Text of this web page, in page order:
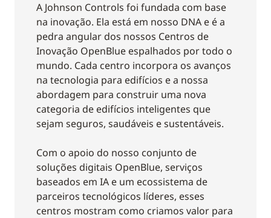
A Johnson Controls foi fundada com base
na inovação. Ela está em nosso DNA e é a
pedra angular dos nossos Centros de
Inovação OpenBlue espalhados por todo o
mundo. Cada centro incorpora os avanços
na tecnologia para edifícios e a nossa
abordagem para construir uma nova
categoria de edifícios inteligentes que
sejam seguros, saudáveis e sustentáveis.
Com o apoio do nosso conjunto de
soluções digitais OpenBlue, serviços
baseados em IA e um ecossistema de
parceiros tecnológicos líderes, esses
centros mostram como criamos valor para